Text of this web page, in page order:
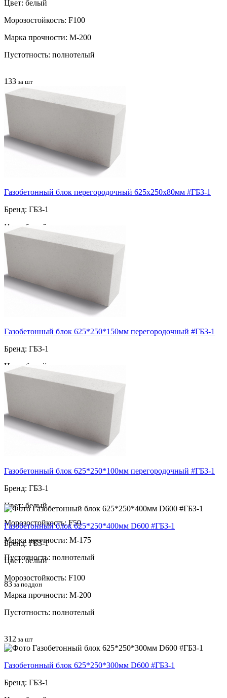
Цвет: белый
Морозостойкость: F100
Марка прочности: М-200
Пустотность: полнотелый
133 за шт
Газобетонный блок перегородочный 625х250х80мм #ГБЗ-1
Бренд: ГБЗ-1
Цвет: белый
Морозостойкость: F100
Марка прочности: М-200
Пустотность: полнотелый
Газобетонный блок 625*250*150мм перегородочный #ГБЗ-1
Бренд: ГБЗ-1
Цвет: белый
Морозостойкость: F100
Марка прочности: М-200
Пустотность: полнотелый
Газобетонный блок 625*250*100мм перегородочный #ГБЗ-1
Бренд: ГБЗ-1
Цвет: белый
Морозостойкость: F50
Марка прочности: М-175
Пустотность: полнотелый
83 за поддон
Газобетонный блок 625*250*400мм D600 #ГБЗ-1
Бренд: ГБЗ-1
Цвет: белый
Морозостойкость: F100
Марка прочности: М-200
Пустотность: полнотелый
312 за шт
Газобетонный блок 625*250*300мм D600 #ГБЗ-1
Бренд: ГБЗ-1